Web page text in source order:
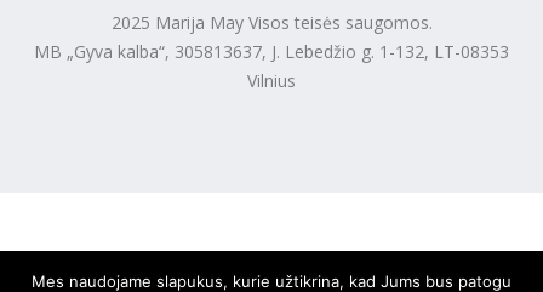
2025 Marija May Visos teisės saugomos.
MB „Gyva kalba“, 305813637, J. Lebedžio g. 1-132, LT-08353
Vilnius
Mes naudojame slapukus, kurie užtikrina, kad Jums bus patogu